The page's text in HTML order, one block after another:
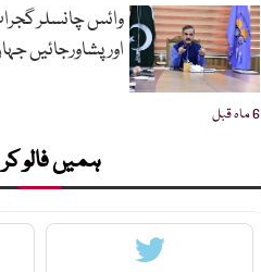
6 ماہ قبل
وائس چانسلر
اورپشاورجائیں
ہمیں فالو